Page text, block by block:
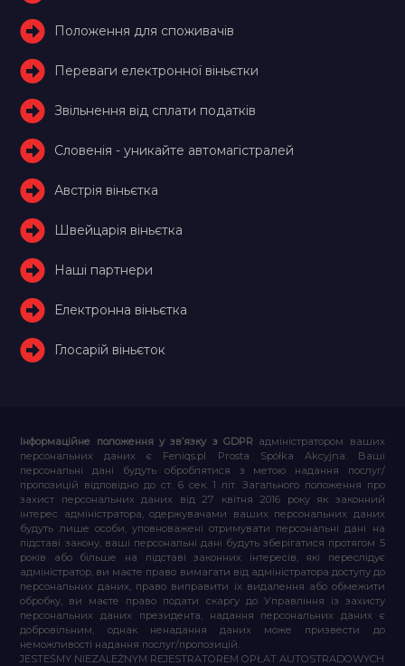
Положення для споживачів
Переваги електронної віньєтки
Звільнення від сплати податків
Словенія - уникайте автомагістралей
Австрія віньєтка
Швейцарія віньєтка
Наші партнери
Електронна віньєтка
Глосарій віньєток
Інформаційне положення у зв’язку з GDPR адміністратором ваших
персональних даних є Feniqs.pl Prosta Spółka Akcyjna. Ваші
персональні дані будуть оброблятися з метою надання послуг/
пропозицій відповідно до ст. 6 сек. 1 літ. Загального положення про
захист персональних даних від 27 квітня 2016 року як законний
інтерес адміністратора, одержувачами ваших персональних даних
будуть лише особи, уповноважені отримувати персональні дані на
підставі закону, ваші персональні дані будуть зберігатися протягом 5
років або більше на підставі законних інтересів, які переслідує
адміністратор, ви маєте право вимагати від адміністратора доступу до
персональних даних, право виправити їх видалення або обмежити
обробку, ви маєте право подати скаргу до Управління із захисту
персональних даних президента, надання персональних даних є
добровільним, однак ненадання даних може призвести до
неможливості надання послуг/пропозицій.
JESTEŚMY NIEZALEŻNYM REJESTRATOREM OPŁAT AUTOSTRADOWYCH